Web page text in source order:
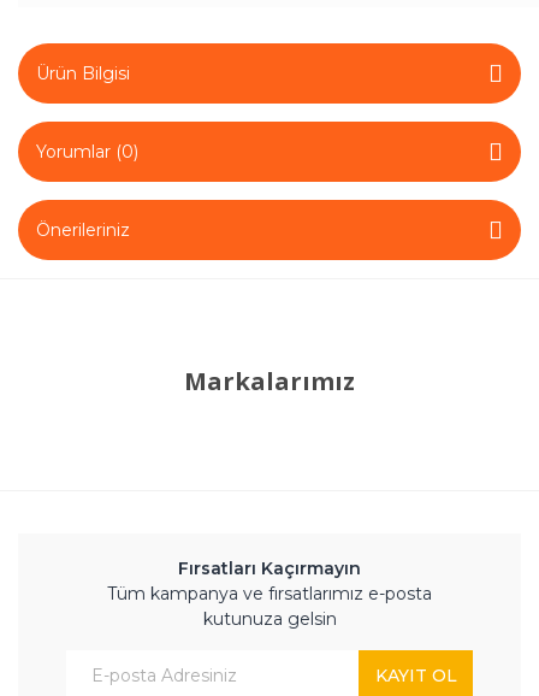
Ürün Bilgisi
Yorumlar (0)
Önerileriniz
Markalarımız
Fırsatları Kaçırmayın
Tüm kampanya ve fırsatlarımız e-posta
kutunuza gelsin
KAYIT OL